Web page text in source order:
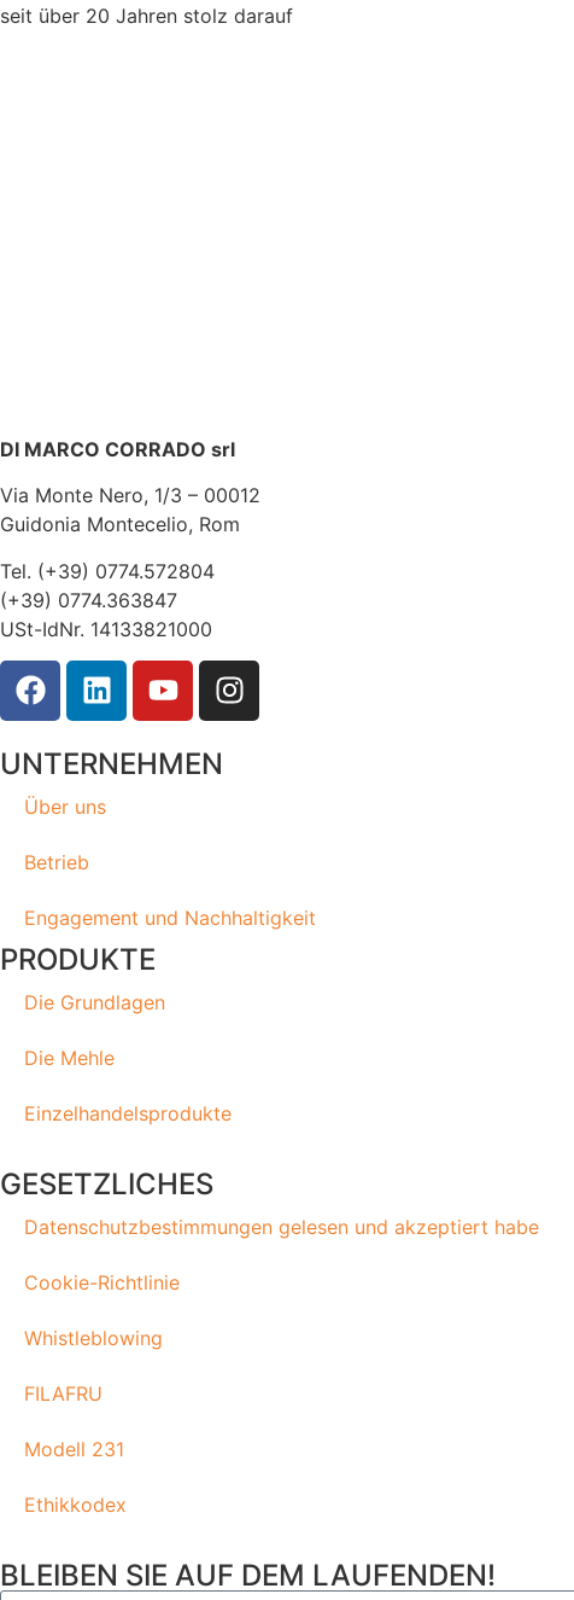
seit über 20 Jahren stolz darauf
DI MARCO CORRADO srl
Via Monte Nero, 1/3 – 00012
Guidonia Montecelio, Rom
Tel. (+39) 0774.572804
(+39) 0774.363847
USt-IdNr. 14133821000
UNTERNEHMEN
Über uns
Betrieb
Engagement und Nachhaltigkeit
PRODUKTE
Die Grundlagen
Die Mehle
Einzelhandelsprodukte
GESETZLICHES
Datenschutzbestimmungen gelesen und akzeptiert habe
Cookie-Richtlinie
Whistleblowing
FILAFRU
Modell 231
Ethikkodex
BLEIBEN SIE AUF DEM LAUFENDEN!